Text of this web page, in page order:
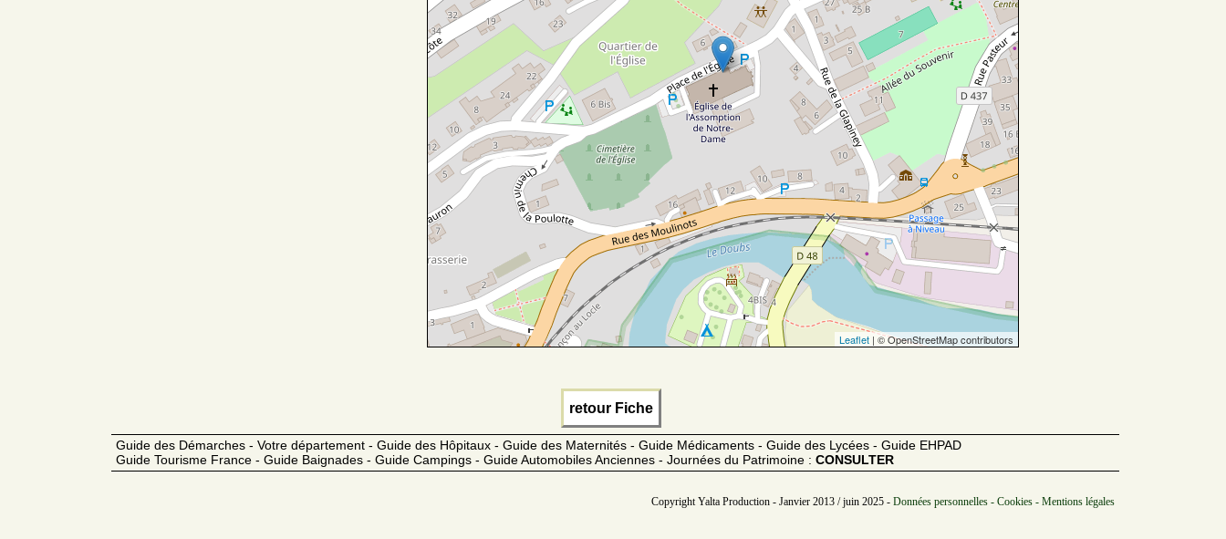
Leaflet| © OpenStreetMap contributors
retour Fiche
Guide des Démarches - Votre département - Guide des Hôpitaux - Guide des Maternités - Guide Médicaments - Guide des Lycées - Guide EHPAD
Guide Tourisme France - Guide Baignades - Guide Campings - Guide Automobiles Anciennes - Journées du Patrimoine : CONSULTER
Copyright Yalta Production - Janvier 2013 / juin 2025 - Données personnelles - Cookies - Mentions légales